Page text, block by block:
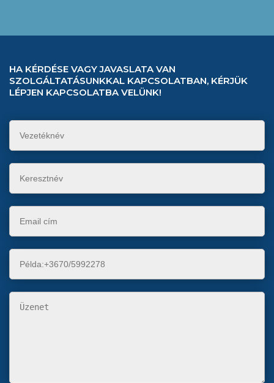
HA KÉRDÉSE VAGY JAVASLATA VAN
SZOLGÁLTATÁSUNKKAL KAPCSOLATBAN, KÉRJÜK
LÉPJEN KAPCSOLATBA VELÜNK!